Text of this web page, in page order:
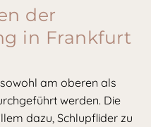
der
in Frankfurt
am oberen als
werden. Die
dazu, Schlupflider zu